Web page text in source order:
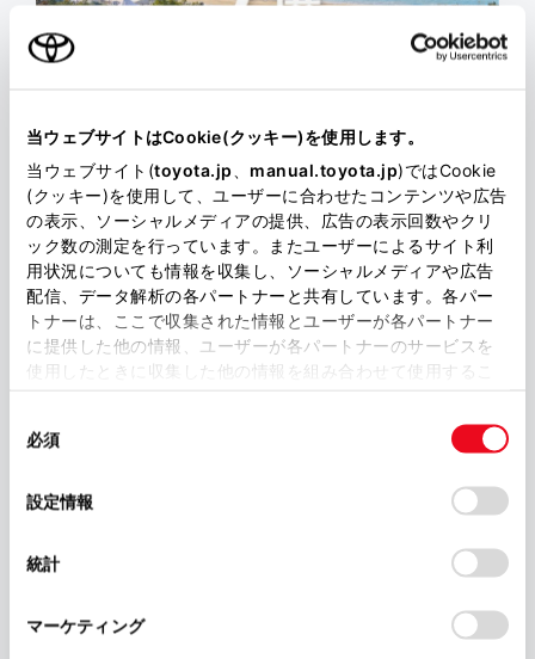
当ウェブサイトはCookie(クッキー)を使用します。
当ウェブサイト(toyota.jp manual.toyota.jp)ではCookie
(クッキー)を使用して、ユーザーに合わせたコンテンツや広告
の表示、ソーシャルメディアの提供、広告の表示回数やクリ
ック数の測定を行っています。またユーザーによるサイト利
用状況についても情報を収集し、ソーシャルメディアや広告
配信、データ解析の各パートナーと共有しています。各パー
トナーは、ここで収集された情報とユーザーが各パートナー
に提供した他の情報、ユーザーが各パートナーのサービスを
使用したときに収集した他の情報を組み合わせて使用するこ
デバイスにすべてのCookie(クッキー)が保存されることに同
意したことになります。Cookie(クッキー)のオプトアウト、
設定の変更、同意を撤回したりするにあたっては、当社の「C
ookie（クッキー）情報の取り扱いについて
」をご覧くださ
必須
設定情報
統計
マーケティング
おでかけ
＃一生に一度は行きたい四国のグランピング
7選